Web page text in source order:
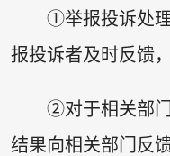
①举报投诉处
报投诉者及时反馈
②对于相关部
结果向相关部门反馈